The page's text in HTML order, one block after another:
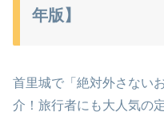
年版】
首里城で「絶対外さない
介！旅行者にも大人気の